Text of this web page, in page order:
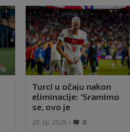
Turci u očaju nakon
eliminacije: 'Sramimo
se, ovo je
20. lip 2026 0